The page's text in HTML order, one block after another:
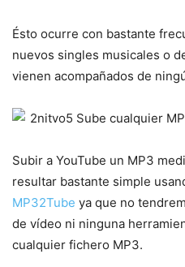
Ésto ocurre con bastante
nuevos singles musicales o
vienen acompañados de
Subir a YouTube un MP3
resultar bastante simple
MP32Tube ya que no
de vídeo ni ninguna
cualquier fichero MP3.